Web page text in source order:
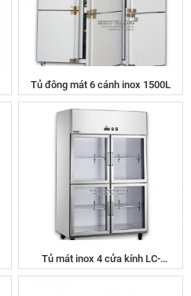
Tủ đông mát 6 cánh inox 1500L
Tủ mát inox 4 cửa kính LC-
1200CF4